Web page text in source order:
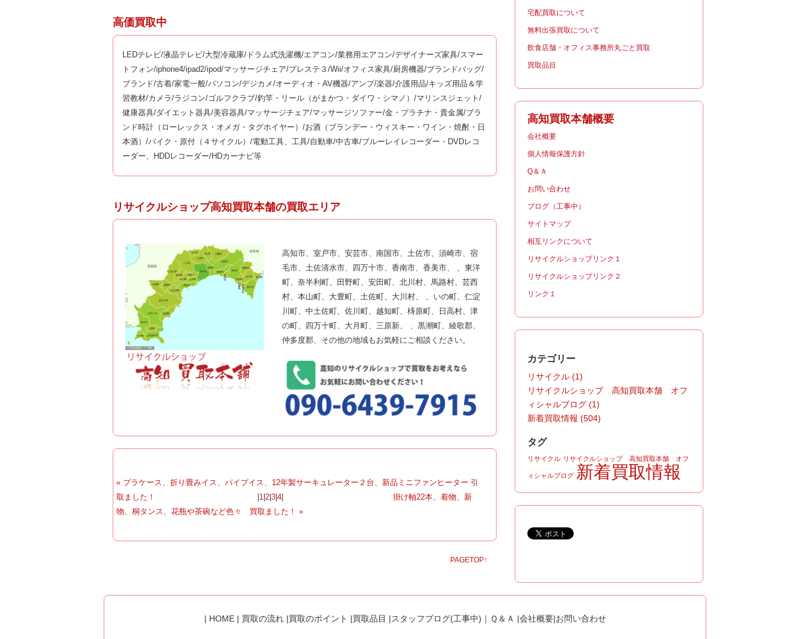
高価買取中
LEDテレビ/液晶テレビ/大型冷蔵庫/ドラム式洗濯機/エアコン/業務用エアコン/デザイナーズ家具/スマー
トフォン/iphone4/ipad2/ipod/マッサージチェア/プレステ３/Wii/オフィス家具/厨房機器/ブランドバッグ/
ブランド/古着/家電一般/パソコン/デジカメ/オーディオ・AV機器/アンプ/楽器/介護用品/キッズ用品＆学
習教材/カメラ/ラジコン/ゴルフクラブ/釣竿・リール（がまかつ・ダイワ・シマノ）/マリンスジェット/
健康器具/ダイエット器具/美容器具/マッサージチェア/マッサージソファー/金・プラチナ・貴金属/ブラ
ンド時計（ローレックス・オメガ・タグホイヤー）/お酒（ブランデー・ウィスキー・ワイン・焼酎・日
本酒）/バイク・原付（４サイクル）/電動工具、工具/自動車/中古車/ブルーレイレコーダー・DVDレコ
ーダー、HDDレコーダー/HDカーナビ等
リサイクルショップ高知買取本舗の買取エリア
高知市、室戸市、安芸市、南国市、土佐市、須崎市、宿
毛市、土佐清水市、四万十市、香南市、香美市、 、東洋
町、奈半利町、田野町、安田町、北川村、馬路村、芸西
村、本山町、大豊町、土佐町、大川村、 、いの町、仁淀
川町、中土佐町、佐川町、越知町、梼原町、日高村、津
の町、四万十町、大月町、三原新、 、黒潮町、綾歌郡、
仲多度郡、その他の地域もお気軽にご相談ください。
« プラケース、折り畳みイス、パイプイス、12年製サーキュレーター２台、新品ミニファンヒーター 引
取ました！
|1 |2|3|4| 掛け軸22本、着物、新
物、桐タンス、花瓶や茶碗など色々 買取ました！ »
PAGETOP↑
宅配買取について
無料出張買取について
飲食店舗・オフィス事務所丸ごと買取
買取品目
高知買取本舗概要
会社概要
個人情報保護方針
Q＆Ａ
お問い合わせ
ブログ（工事中）
サイトマップ
相互リンクについて
リサイクルショップリンク１
リサイクルショップリンク２
リンク１
カテゴリー
リサイクル (1)
リサイクルショップ 高知買取本舗 オフ
ィシャルブログ (1)
新着買取情報 (504)
タグ
リサイクル リサイクルショップ 高知買取本舗 オフ
ィシャルブログ 新着買取情報
| HOME| 買取の流れ|買取のポイント |買取品目 |スタッフブログ(工事中) ｜ Ｑ＆Ａ |会社概要|お問い合わせ